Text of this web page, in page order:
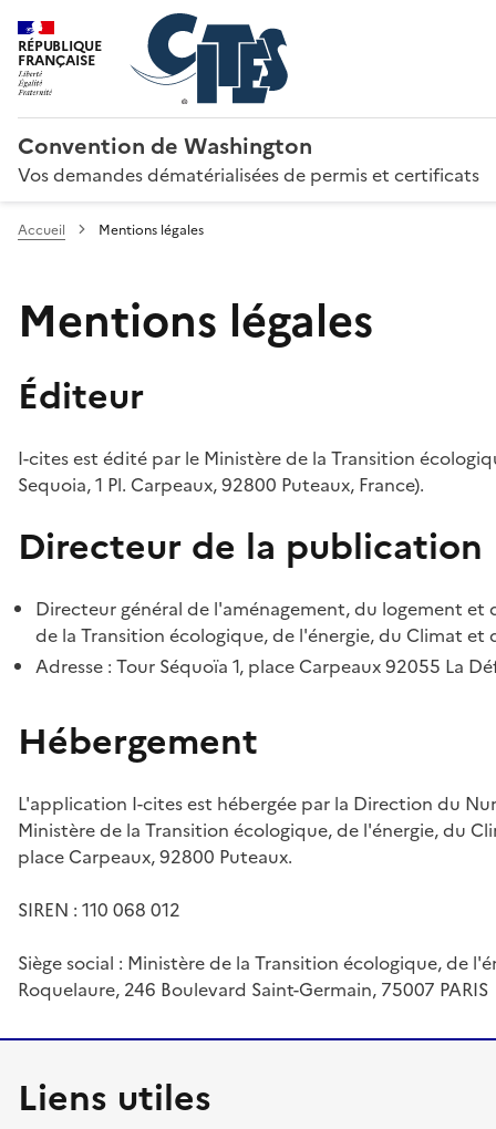
RÉPUBLIQUE
FRANÇAISE
Convention de Washington
Vos demandes dématérialisées de permis et certificats
Accueil Mentions légales
Mentions légales
Éditeur
I-cites est édité par le Ministère de la Transition
Sequoia, 1 Pl. Carpeaux, 92800 Puteaux, France).
Directeur de la publication
Directeur général de l'aménagement, du logement
de la Transition écologique, de l'énergie, du Climat et
Adresse : Tour Séquoïa 1, place Carpeaux 92055 La
Hébergement
L'application I-cites est hébergée par la Direction du
Ministère de la Transition écologique, de l'énergie, du
place Carpeaux, 92800 Puteaux.
SIREN : 110 068 012
Siège social : Ministère de la Transition écologique, de
Roquelaure, 246 Boulevard Saint-Germain, 75007 PARIS
Liens utiles